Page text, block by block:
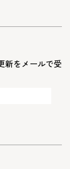
新をメールで受